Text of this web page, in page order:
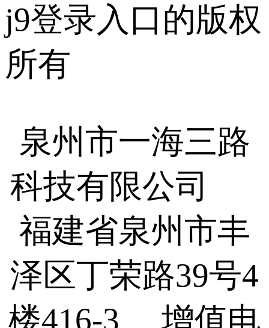
j9登录入口的版权
所有
泉州市一海三路
科技有限公司
福建省泉州市丰
泽区丁荣路39号4
楼416-3 增值电